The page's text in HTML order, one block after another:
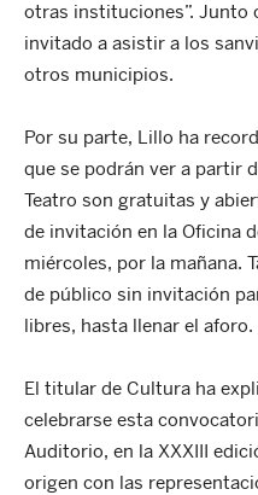
otras instituciones”. Junto
invitado a asistir a los
otros municipios.
Por su parte, Lillo ha
que se podrán ver a partir
Teatro son gratuitas y
de invitación en la Oficina
miércoles, por la mañana.
de público sin invitación
libres, hasta llenar el aforo.
El titular de Cultura ha
celebrarse esta
Auditorio, en la XXXIII
origen con las